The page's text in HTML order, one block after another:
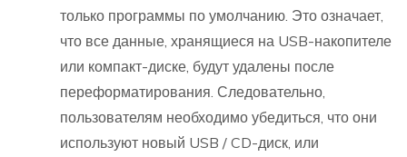
только программы по умолчанию. Это означает,
что все данные, хранящиеся на USB-накопителе
или компакт-диске, будут удалены после
переформатирования. Следовательно,
пользователям необходимо убедиться, что они
используют новый USB / CD-диск, или